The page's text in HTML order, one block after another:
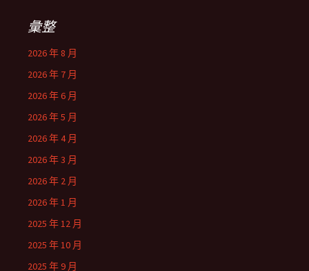
彙整
2026 年 8 月
2026 年 7 月
2026 年 6 月
2026 年 5 月
2026 年 4 月
2026 年 3 月
2026 年 2 月
2026 年 1 月
2025 年 12 月
2025 年 10 月
2025 年 9 月